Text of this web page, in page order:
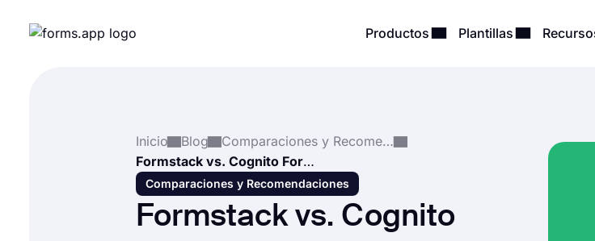
Productos Plantillas
Inicio Blog
Comparaciones y Recomendaciones
Formstack vs. Cognito Forms: ¿Qué herramienta de encuestas es mejor?
Comparaciones y Recomendaciones
Formstack vs. Cognito